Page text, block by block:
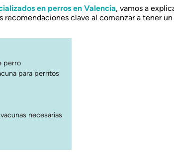
en perros en Valencia, vamos a
recomendaciones clave al comenzar a tener
perro
para perritos
necesarias